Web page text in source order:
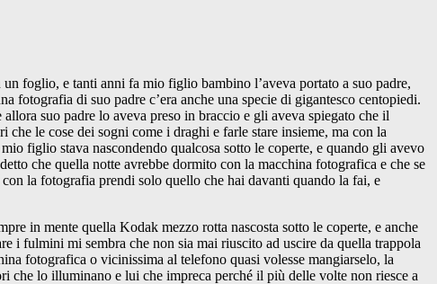
foglio, e tanti anni fa mio figlio bambino l’aveva portato a suo padre,
di suo padre c’era anche una specie di gigantesco centopiedi.
suo padre lo aveva preso in braccio e gli aveva spiegato che il
le cose dei sogni come i draghi e farle stare insieme, ma con la
figlio stava nascondendo qualcosa sotto le coperte, e quando gli avevo
che quella notte avrebbe dormito con la macchina fotografica e che se
la fotografia prendi solo quello che hai davanti quando la fai, e
in mente quella Kodak mezzo rotta nascosta sotto le coperte, e anche
i fulmini mi sembra che non sia mai riuscito ad uscire da quella trappola
fotografica o vicinissima al telefono quasi volesse mangiarselo, la
che lo illuminano e lui che impreca perché il più delle volte non riesce a